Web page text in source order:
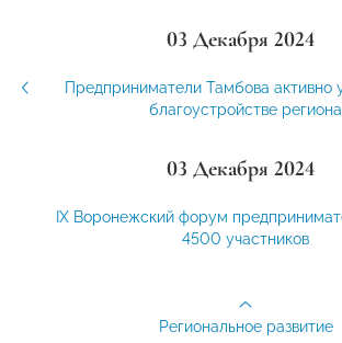
03 Декабря 2024
Предприниматели Тамбова активно
благоустройстве региона
03 Декабря 2024
IX Воронежский форум
4500 участников
Региональное развитие